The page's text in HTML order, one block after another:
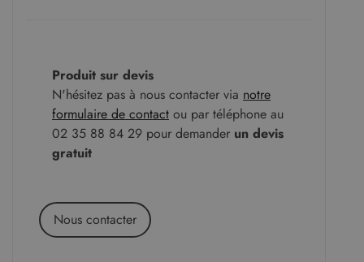
Produit sur devis
N'hésitez pas à nous contacter via notre
formulaire de contact ou par téléphone au
02 35 88 84 29 pour demander un devis
gratuit
Nous contacter